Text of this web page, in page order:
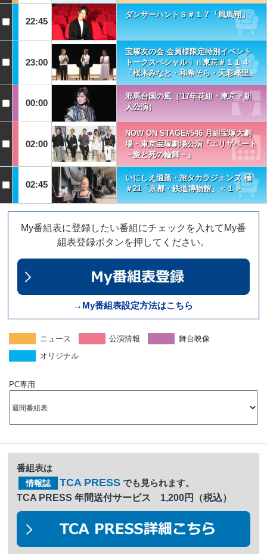
22:45
ダンサーハントＳ＃１７「風馬翔」
23:00
宝塚友の会 会員様限定特別イベント
トークスペシャルｉｎ東京＃１１４
「桜木みなと・和希そら・天彩峰里」
00:00
邪馬台国の風（'17年花組・東京・新
人公演）
02:00
NOW ON STAGE#546 月組宝塚大劇
場・東京宝塚劇場公演『エリザベート
－愛と死の輪舞－』
02:45
いにしえ逍遥・旅タカラジェンヌ 極
＃21「京都・鉄道博物館」＜１＞
My番組表に登録したい番組にチェックを入れてMy番
組表登録ボタンを押してください。
→My番組表設定方法はこちら
ニュース 公演情報
舞台映像
オリジナル
PC専用
番組表は
情報誌 TCA PRESS でも見られます。
TCA PRESS 年間送付サービス 1,200円（税込）